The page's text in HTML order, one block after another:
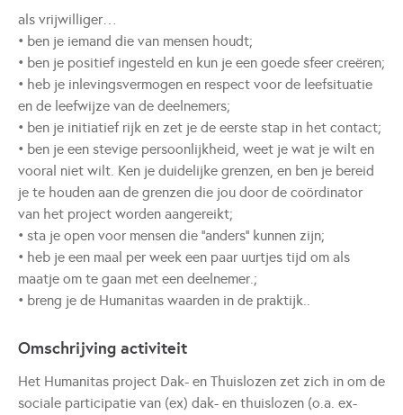
als vrijwilliger…
• ben je iemand die van mensen houdt;
• ben je positief ingesteld en kun je een goede sfeer creëren;
• heb je inlevingsvermogen en respect voor de leefsituatie
en de leefwijze van de deelnemers;
• ben je initiatief rijk en zet je de eerste stap in het contact;
• ben je een stevige persoonlijkheid, weet je wat je wilt en
vooral niet wilt. Ken je duidelijke grenzen, en ben je bereid
je te houden aan de grenzen die jou door de coördinator
van het project worden aangereikt;
• sta je open voor mensen die ‘’anders’’ kunnen zijn;
• heb je een maal per week een paar uurtjes tijd om als
maatje om te gaan met een deelnemer.;
• breng je de Humanitas waarden in de praktijk..
Omschrijving activiteit
Het Humanitas project Dak- en Thuislozen zet zich in om de
sociale participatie van (ex) dak- en thuislozen (o.a. ex-